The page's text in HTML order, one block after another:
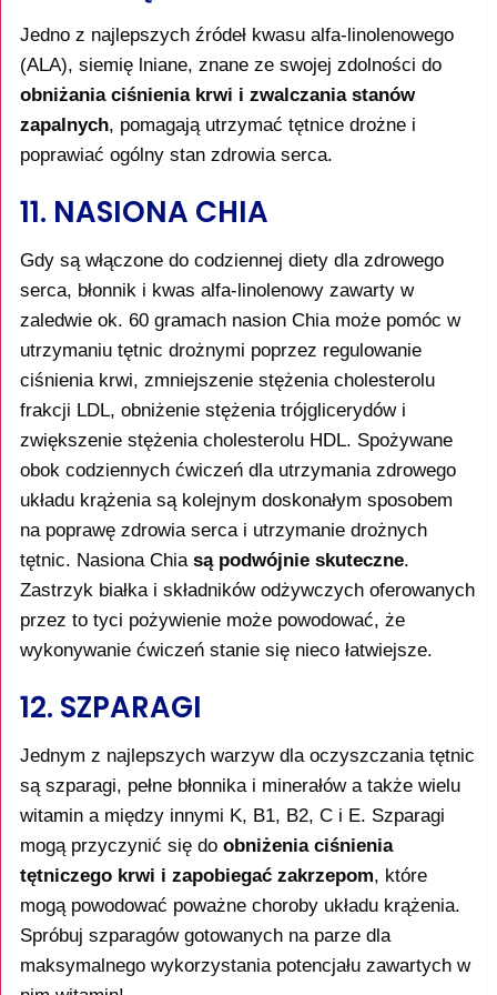
Jedno z najlepszych źródeł kwasu alfa-linolenowego
(ALA), siemię lniane, znane ze swojej zdolności do
obniżania ciśnienia krwi i zwalczania stanów
zapalnych, pomagają utrzymać tętnice drożne i
poprawiać ogólny stan zdrowia serca.
11. NASIONA CHIA
Gdy są włączone do codziennej diety dla zdrowego
serca, błonnik i kwas alfa-linolenowy zawarty w
zaledwie ok. 60 gramach nasion Chia może pomóc w
utrzymaniu tętnic drożnymi poprzez regulowanie
ciśnienia krwi, zmniejszenie stężenia cholesterolu
frakcji LDL, obniżenie stężenia trójglicerydów i
zwiększenie stężenia cholesterolu HDL. Spożywane
obok codziennych ćwiczeń dla utrzymania zdrowego
układu krążenia są kolejnym doskonałym sposobem
na poprawę zdrowia serca i utrzymanie drożnych
tętnic. Nasiona Chia są podwójnie skuteczne.
Zastrzyk białka i składników odżywczych oferowanych
przez to tyci pożywienie może powodować, że
wykonywanie ćwiczeń stanie się nieco łatwiejsze.
12. SZPARAGI
Jednym z najlepszych warzyw dla oczyszczania tętnic
są szparagi, pełne błonnika i minerałów a także wielu
witamin a między innymi K, B1, B2, C i E. Szparagi
mogą przyczynić się do obniżenia ciśnienia
tętniczego krwi i zapobiegać zakrzepom, które
mogą powodować poważne choroby układu krążenia.
Spróbuj szparagów gotowanych na parze dla
maksymalnego wykorzystania potencjału zawartych w